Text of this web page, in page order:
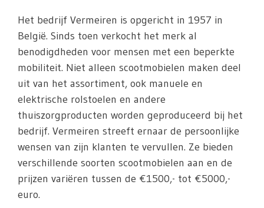
Het bedrijf Vermeiren is opgericht in 1957 in
België. Sinds toen verkocht het merk al
benodigdheden voor mensen met een beperkte
mobiliteit. Niet alleen scootmobielen maken deel
uit van het assortiment, ook manuele en
elektrische rolstoelen en andere
thuiszorgproducten worden geproduceerd bij het
bedrijf. Vermeiren streeft ernaar de persoonlijke
wensen van zijn klanten te vervullen. Ze bieden
verschillende soorten scootmobielen aan en de
prijzen variëren tussen de €1500,- tot €5000,-
euro.